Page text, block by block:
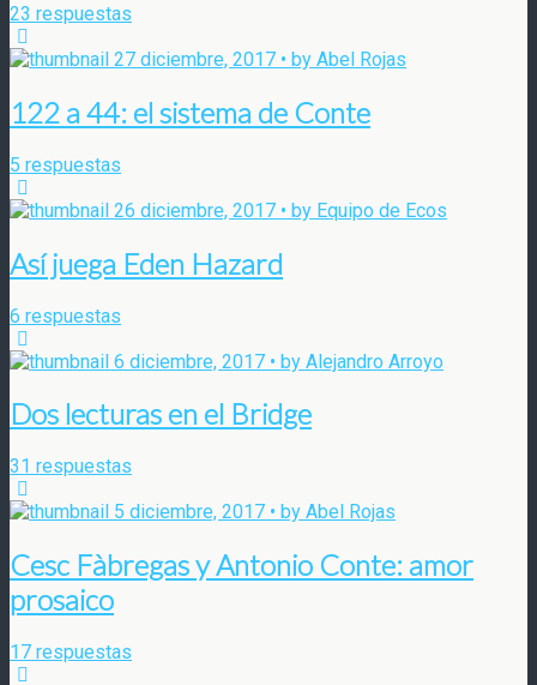
23 respuestas
27 diciembre, 2017 • by Abel Rojas
122 a 44: el sistema de Conte
5 respuestas
26 diciembre, 2017 • by Equipo de Ecos
Así juega Eden Hazard
6 respuestas
6 diciembre, 2017 • by Alejandro Arroyo
Dos lecturas en el Bridge
31 respuestas
5 diciembre, 2017 • by Abel Rojas
Cesc Fàbregas y Antonio Conte: amor
prosaico
17 respuestas